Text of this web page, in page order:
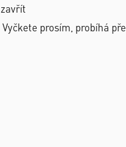
zavřít
Vyčkete prosím, probíhá